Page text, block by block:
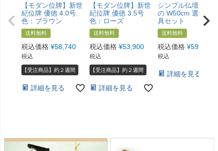
【モダン位牌】新世
紀位牌 優徳 4.0号
色：ブラウン
送料無料
税込価格 ¥58,740
税込
【受注商品】約２週間
詳細を見る
【モダン位牌】新世
紀位牌 優徳 3.5号
色：ローズ
送料無料
税込価格 ¥53,900
税込
【受注商品】約２週間
詳細を見る
シンプル仏壇 あけ
の W50cm 選べる
具セット
送料無料
税込価格 ¥59,800
税込
詳細を見る